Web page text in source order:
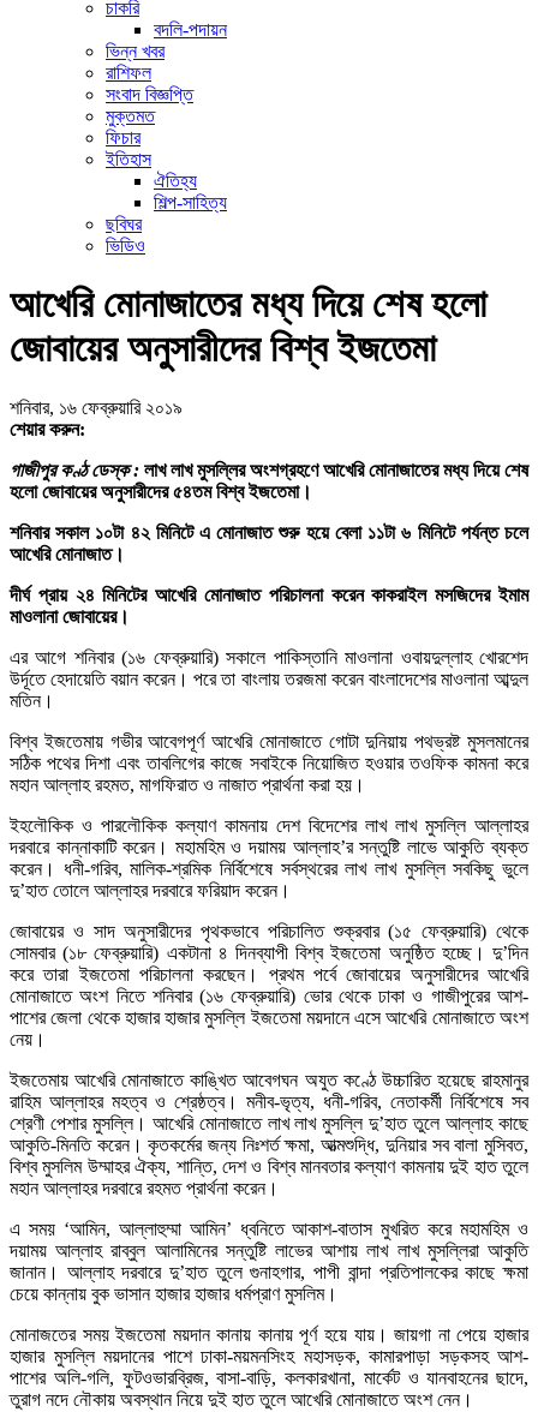
চাকরি
বদলি-পদায়ন
ভিন্ন খবর
রাশিফল
সংবাদ বিজ্ঞপ্তি
মুক্তমত
ফিচার
ইতিহাস
ঐতিহ্য
শিল্প-সাহিত্য
ছবিঘর
ভিডিও
আখেরি মোনাজাতের মধ্য দিয়ে শেষ হলো
জোবায়ের অনুসারীদের বিশ্ব ইজতেমা
শনিবার, ১৬ ফেব্রুয়ারি ২০১৯
শেয়ার করুন:
গাজীপুর কণ্ঠ ডেস্ক : লাখ লাখ মুসল্লির অংশগ্রহণে আখেরি মোনাজাতের মধ্য দিয়ে শেষ
হলো জোবায়ের অনুসারীদের ৫৪তম বিশ্ব ইজতেমা।
শনিবার সকাল ১০টা ৪২ মিনিটে এ মোনাজাত শুরু হয়ে বেলা ১১টা ৬ মিনিটে পর্যন্ত চলে
আখেরি মোনাজাত।
দীর্ঘ প্রায় ২৪ মিনিটের আখেরি মোনাজাত পরিচালনা করেন কাকরাইল মসজিদের ইমাম
মাওলানা জোবায়ের।
এর আগে শনিবার (১৬ ফেব্রুয়ারি) সকালে পাকিস্তানি মাওলানা ওবায়দুল্লাহ খোরশেদ
উর্দূতে হেদায়েতি বয়ান করেন। পরে তা বাংলায় তরজমা করেন বাংলাদেশের মাওলানা আব্দুল
মতিন।
বিশ্ব ইজতেমায় গভীর আবেগপূর্ণ আখেরি মোনাজাতে গোটা দুনিয়ায় পথভ্রষ্ট মুসলমানের
সঠিক পথের দিশা এবং তাবলিগের কাজে সবাইকে নিয়োজিত হওয়ার তওফিক কামনা করে
মহান আল্লাহ রহমত, মাগফিরাত ও নাজাত প্রার্থনা করা হয়।
ইহলৌকিক ও পারলৌকিক কল্যাণ কামনায় দেশ বিদেশের লাখ লাখ মুসল্লি আল্লাহর
দরবারে কান্নাকাটি করেন। মহামহিম ও দয়াময় আল্লাহ’র সন্তুষ্টি লাভে আকুতি ব্যক্ত
করেন। ধনী-গরিব, মালিক-শ্রমিক নির্বিশেষে সর্বস্থরের লাখ লাখ মুসল্লি সবকিছু ভুলে
দু’হাত তোলে আল্লাহর দরবারে ফরিয়াদ করেন।
জোবায়ের ও সাদ অনুসারীদের পৃথকভাবে পরিচালিত শুক্রবার (১৫ ফেব্রুয়ারি) থেকে
সোমবার (১৮ ফেব্রুয়ারি) একটানা ৪ দিনব্যাপী বিশ্ব ইজতেমা অনুষ্ঠিত হচ্ছে। দু’দিন
করে তারা ইজতেমা পরিচালনা করছেন। প্রথম পর্বে জোবায়ের অনুসারীদের আখেরি
মোনাজাতে অংশ নিতে শনিবার (১৬ ফেব্রুয়ারি) ভোর থেকে ঢাকা ও গাজীপুরের আশ-
পাশের জেলা থেকে হাজার হাজার মুসল্লি ইজতেমা ময়দানে এসে আখেরি মোনাজাতে অংশ
নেয়।
ইজতেমায় আখেরি মোনাজাতে কাঙ্খিত আবেগঘন অযুত কণ্ঠে উচ্চারিত হয়েছে রাহমানুর
রাহিম আল্লাহর মহত্ব ও শ্রেষ্ঠত্ব। মনীব-ভৃত্য, ধনী-গরিব, নেতাকর্মী নির্বিশেষে সব
শ্রেণী পেশার মুসল্লি। আখেরি মোনাজাতে লাখ লাখ মুসল্লি দু’হাত তুলে আল্লাহ কাছে
আকুতি-মিনতি করেন। কৃতকর্মের জন্য নিঃশর্ত ক্ষমা, আত্মশুদ্ধি, দুনিয়ার সব বালা মুসিবত,
বিশ্ব মুসলিম উম্মাহর ঐক্য, শান্তি, দেশ ও বিশ্ব মানবতার কল্যাণ কামনায় দুই হাত তুলে
মহান আল্লাহর দরবারে রহমত প্রার্থনা করেন।
এ সময় ‘আমিন, আল্লাহুম্মা আমিন’ ধ্বনিতে আকাশ-বাতাস মুখরিত করে মহামহিম ও
দয়াময় আল্লাহ রাব্বুল আলামিনের সন্তুষ্টি লাভের আশায় লাখ লাখ মুসল্লিরা আকুতি
জানান। আল্লাহ দরবারে দু’হাত তুলে গুনাহগার, পাপী বান্দা প্রতিপালকের কাছে ক্ষমা
চেয়ে কান্নায় বুক ভাসান হাজার হাজার ধর্মপ্রাণ মুসলিম।
মোনাজতের সময় ইজতেমা ময়দান কানায় কানায় পূর্ণ হয়ে যায়। জায়গা না পেয়ে হাজার
হাজার মুসল্লি ময়দানের পাশে ঢাকা-ময়মনসিংহ মহাসড়ক, কামারপাড়া সড়কসহ আশ-
পাশের অলি-গলি, ফুটওভারব্রিজ, বাসা-বাড়ি, কলকারখানা, মার্কেট ও যানবাহনের ছাদে,
তুরাগ নদে নৌকায় অবস্থান নিয়ে দুই হাত তুলে আখেরি মোনাজাতে অংশ নেন।